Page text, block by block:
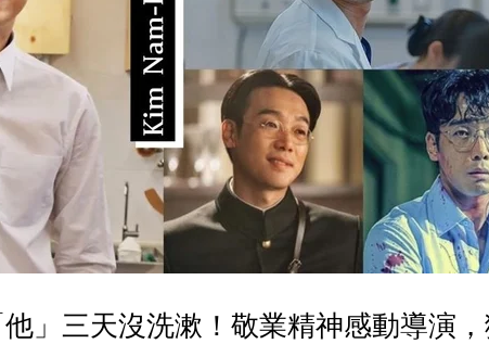
」三天沒洗漱！敬業精神感動導演